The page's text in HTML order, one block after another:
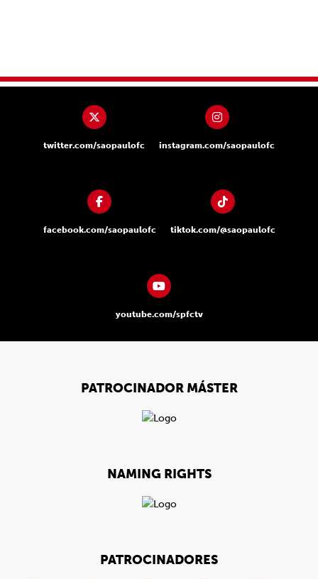
twitter.com/saopaulofc instagram.com/saopaulofc
facebook.com/saopaulofc tiktok.com/@saopaulofc
youtube.com/spfctv
PATROCINADOR MÁSTER
NAMING RIGHTS
PATROCINADORES